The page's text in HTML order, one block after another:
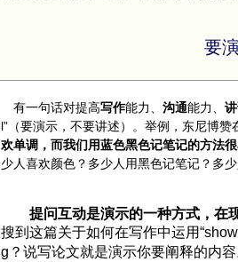
要
有一句话对提高写作能力、 沟通能力、
l”（要演示，不要讲述）。举例，东尼博
欢单调，而我们用蓝色黑色记笔记的方法
少人喜欢颜色？多少人用黑色记笔记？多
提问互动是演示的一种方式，在
搜到这篇关于如何在写作中运用
g？ 说写论文就是演示你要阐释的内